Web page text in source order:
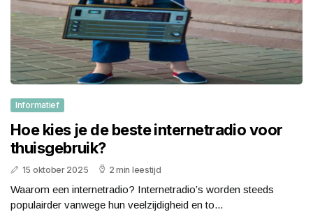
Informatief
Hoe kies je de beste internetradio voor
thuisgebruik?
15 oktober 2025 2 min leestijd
Waarom een internetradio? Internetradio’s worden steeds
populairder vanwege hun veelzijdigheid en to...